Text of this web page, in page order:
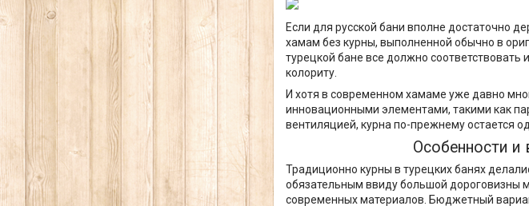
Если для русской бани вполне достаточно
хамам без курны, выполненной обычно в
турецкой бане все должно
колориту.
И хотя в современном хамаме уже давно
инновационными элементами, такими как
вентиляцией, курна по-прежнему остается
Особенности и
Традиционно курны в турецких банях
обязательным ввиду большой дороговизны
современных материалов. Бюджетный